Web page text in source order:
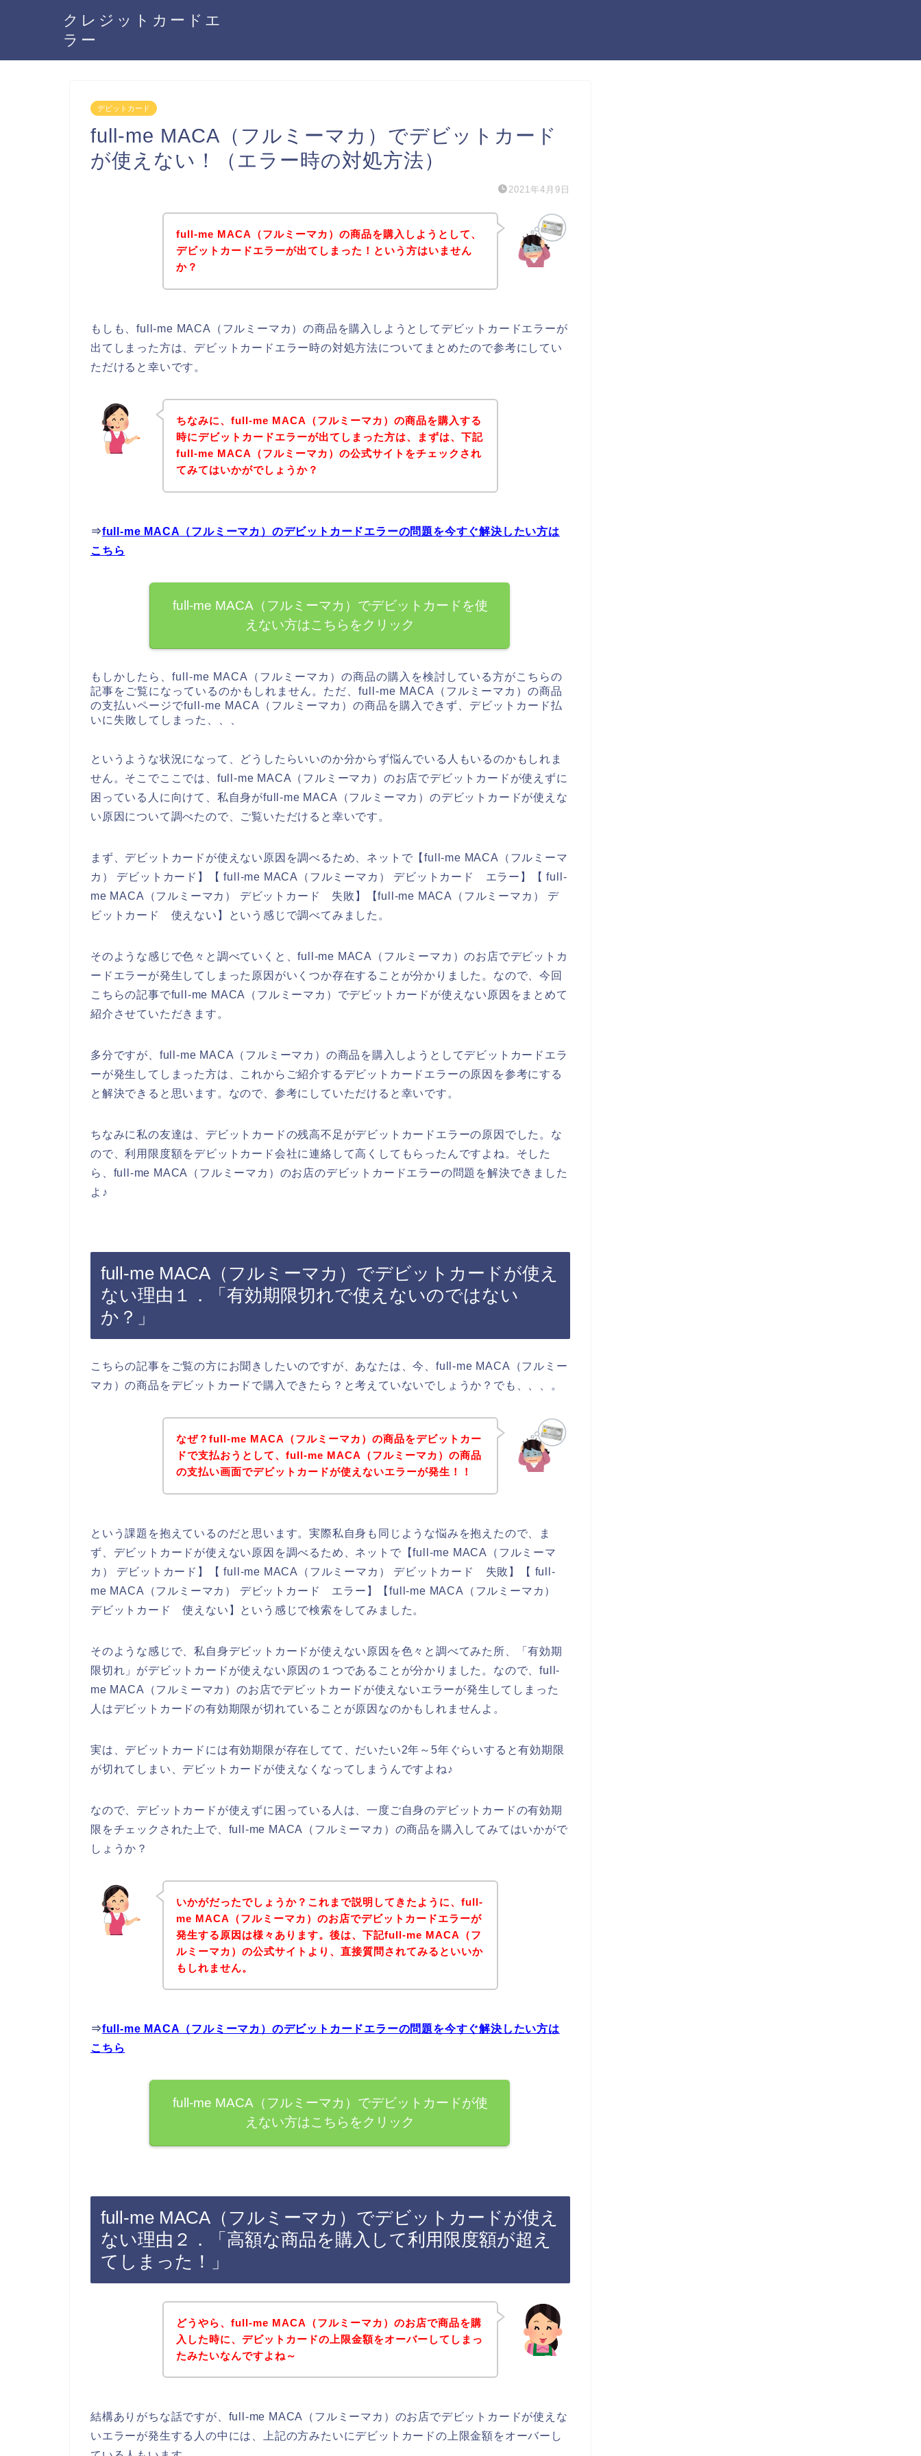
クレジットカードエ
ラー
デビットカード
full-me MACA（フルミーマカ）でデビットカード
が使えない！（エラー時の対処方法）
2021年4月9日
full-me MACA（フルミーマカ）の商品を購入しようとして、
デビットカードエラーが出てしまった！という方はいません
か？
もしも、full-me MACA（フルミーマカ）の商品を購入しようとしてデビットカードエラーが
出てしまった方は、デビットカードエラー時の対処方法についてまとめたので参考にしてい
ただけると幸いです。
ちなみに、full-me MACA（フルミーマカ）の商品を購入する
時にデビットカードエラーが出てしまった方は、まずは、下記
full-me MACA（フルミーマカ）の公式サイトをチェックされ
てみてはいかがでしょうか？
⇒full-me MACA（フルミーマカ）のデビットカードエラーの問題を今すぐ解決したい方は
こちら
full-me MACA（フルミーマカ）でデビットカードを使
えない方はこちらをクリック
もしかしたら、full-me MACA（フルミーマカ）の商品の購入を検討している方がこちらの
記事をご覧になっているのかもしれません。ただ、full-me MACA（フルミーマカ）の商品
の支払いページでfull-me MACA（フルミーマカ）の商品を購入できず、デビットカード払
いに失敗してしまった、、、
というような状況になって、どうしたらいいのか分からず悩んでいる人もいるのかもしれま
せん。そこでここでは、full-me MACA（フルミーマカ）のお店でデビットカードが使えずに
困っている人に向けて、私自身がfull-me MACA（フルミーマカ）のデビットカードが使えな
い原因について調べたので、ご覧いただけると幸いです。
まず、デビットカードが使えない原因を調べるため、ネットで【full-me MACA（フルミーマ
カ） デビットカード】【 full-me MACA（フルミーマカ） デビットカード エラー】【 full-
me MACA（フルミーマカ） デビットカード 失敗】【full-me MACA（フルミーマカ） デ
ビットカード 使えない】という感じで調べてみました。
そのような感じで色々と調べていくと、full-me MACA（フルミーマカ）のお店でデビットカ
ードエラーが発生してしまった原因がいくつか存在することが分かりました。なので、今回
こちらの記事でfull-me MACA（フルミーマカ）でデビットカードが使えない原因をまとめて
紹介させていただきます。
多分ですが、full-me MACA（フルミーマカ）の商品を購入しようとしてデビットカードエラ
ーが発生してしまった方は、これからご紹介するデビットカードエラーの原因を参考にする
と解決できると思います。なので、参考にしていただけると幸いです。
ちなみに私の友達は、デビットカードの残高不足がデビットカードエラーの原因でした。な
ので、利用限度額をデビットカード会社に連絡して高くしてもらったんですよね。そした
ら、full-me MACA（フルミーマカ）のお店のデビットカードエラーの問題を解決できました
よ♪
full-me MACA（フルミーマカ）でデビットカードが使え
ない理由１．「有効期限切れで使えないのではない
か？」
こちらの記事をご覧の方にお聞きしたいのですが、あなたは、今、full-me MACA（フルミー
マカ）の商品をデビットカードで購入できたら？と考えていないでしょうか？でも、、、。
なぜ？full-me MACA（フルミーマカ）の商品をデビットカー
ドで支払おうとして、full-me MACA（フルミーマカ）の商品
の支払い画面でデビットカードが使えないエラーが発生！！
という課題を抱えているのだと思います。実際私自身も同じような悩みを抱えたので、ま
ず、デビットカードが使えない原因を調べるため、ネットで【full-me MACA（フルミーマ
カ） デビットカード】【 full-me MACA（フルミーマカ） デビットカード 失敗】【 full-
me MACA（フルミーマカ） デビットカード エラー】【full-me MACA（フルミーマカ）
デビットカード 使えない】という感じで検索をしてみました。
そのような感じで、私自身デビットカードが使えない原因を色々と調べてみた所、「有効期
限切れ」がデビットカードが使えない原因の１つであることが分かりました。なので、full-
me MACA（フルミーマカ）のお店でデビットカードが使えないエラーが発生してしまった
人はデビットカードの有効期限が切れていることが原因なのかもしれませんよ。
実は、デビットカードには有効期限が存在してて、だいたい2年～5年ぐらいすると有効期限
が切れてしまい、デビットカードが使えなくなってしまうんですよね♪
なので、デビットカードが使えずに困っている人は、一度ご自身のデビットカードの有効期
限をチェックされた上で、full-me MACA（フルミーマカ）の商品を購入してみてはいかがで
しょうか？
いかがだったでしょうか？これまで説明してきたように、full-
me MACA（フルミーマカ）のお店でデビットカードエラーが
発生する原因は様々あります。後は、下記full-me MACA（フ
ルミーマカ）の公式サイトより、直接質問されてみるといいか
もしれません。
⇒full-me MACA（フルミーマカ）のデビットカードエラーの問題を今すぐ解決したい方は
こちら
full-me MACA（フルミーマカ）でデビットカードが使
えない方はこちらをクリック
full-me MACA（フルミーマカ）でデビットカードが使え
ない理由２．「高額な商品を購入して利用限度額が超え
てしまった！」
どうやら、full-me MACA（フルミーマカ）のお店で商品を購
入した時に、デビットカードの上限金額をオーバーしてしまっ
たみたいなんですよね～
結構ありがちな話ですが、full-me MACA（フルミーマカ）のお店でデビットカードが使えな
いエラーが発生する人の中には、上記の方みたいにデビットカードの上限金額をオーバーし